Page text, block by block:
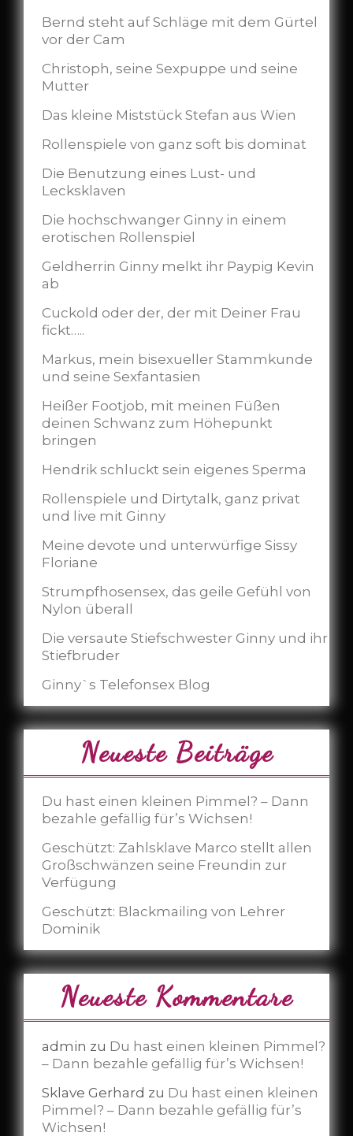
Bernd steht auf Schläge mit dem Gürtel
vor der Cam
Christoph, seine Sexpuppe und seine
Mutter
Das kleine Miststück Stefan aus Wien
Rollenspiele von ganz soft bis dominat
Die Benutzung eines Lust- und
Lecksklaven
Die hochschwanger Ginny in einem
erotischen Rollenspiel
Geldherrin Ginny melkt ihr Paypig Kevin
ab
Cuckold oder der, der mit Deiner Frau
fickt…..
Markus, mein bisexueller Stammkunde
und seine Sexfantasien
Heißer Footjob, mit meinen Füßen
deinen Schwanz zum Höhepunkt
bringen
Hendrik schluckt sein eigenes Sperma
Rollenspiele und Dirtytalk, ganz privat
und live mit Ginny
Meine devote und unterwürfige Sissy
Floriane
Strumpfhosensex, das geile Gefühl von
Nylon überall
Die versaute Stiefschwester Ginny und ihr
Stiefbruder
Ginny`s Telefonsex Blog
Neueste Beiträge
Du hast einen kleinen Pimmel? – Dann
bezahle gefällig für’s Wichsen!
Geschützt: Zahlsklave Marco stellt allen
Großschwänzen seine Freundin zur
Verfügung
Geschützt: Blackmailing von Lehrer
Dominik
Neueste Kommentare
admin zu Du hast einen kleinen Pimmel?
– Dann bezahle gefällig für’s Wichsen!
Sklave Gerhard zu Du hast einen kleinen
Pimmel? – Dann bezahle gefällig für’s
Wichsen!